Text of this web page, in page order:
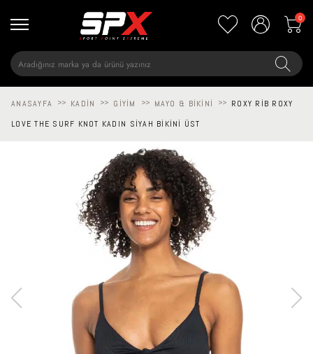
0
ANASAYFA >> KADIN >> GIYIM >> MAYO & BIKINI >>
ROXY RIB ROXY
LOVE THE SURF KNOT KADIN SIYAH BIKINI ÜST